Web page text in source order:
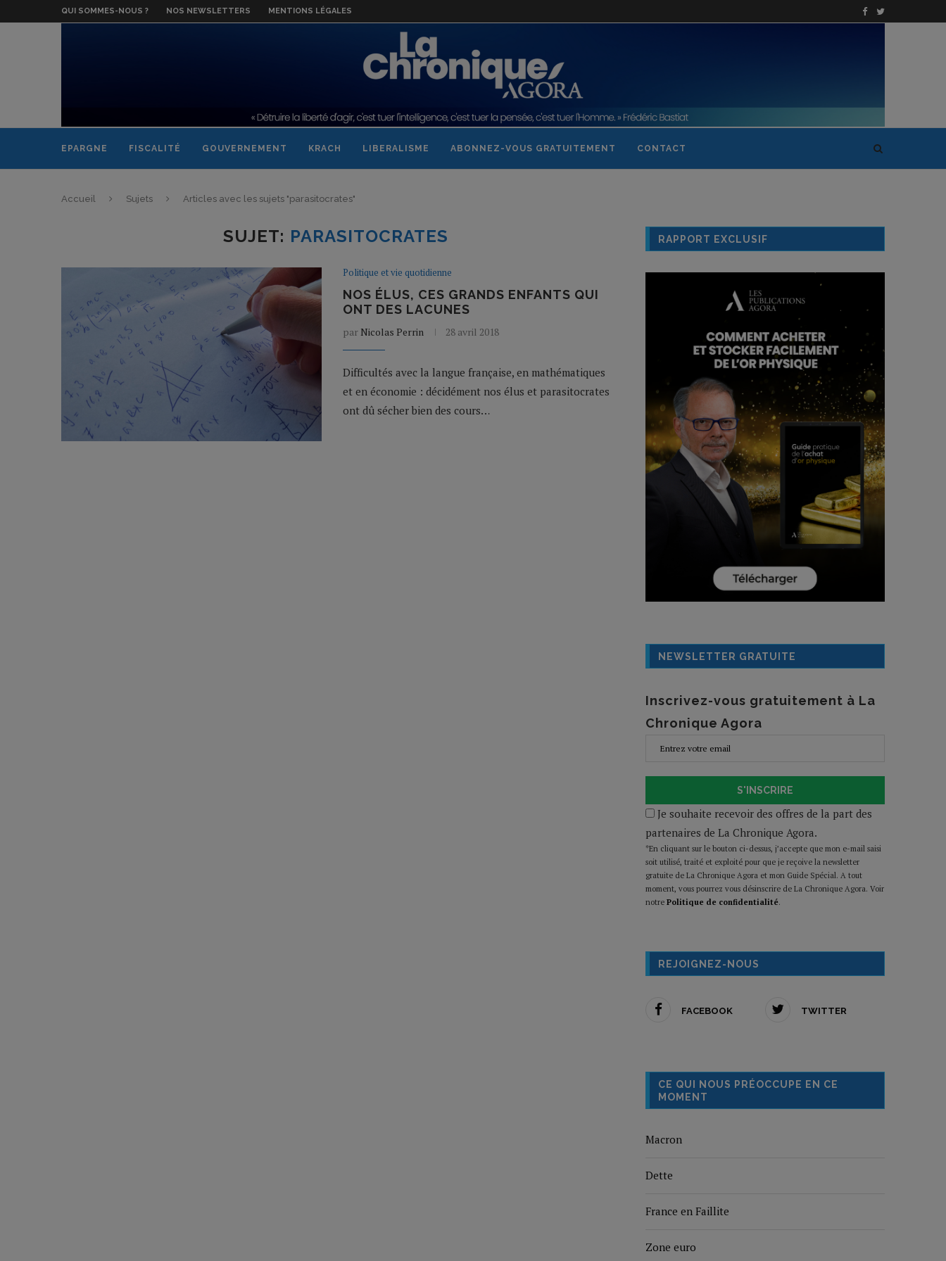
QUI SOMMES-NOUS ? NOS NEWSLETTERS MENTIONS LÉGALES
EPARGNE FISCALITÉ GOUVERNEMENT KRACH LIBERALISME ABONNEZ-VOUS GRATUITEMENT CONTACT
Accueil Sujets Articles avec les sujets "parasitocrates"
SUJET: PARASITOCRATES
Politique et vie quotidienne
NOS ÉLUS, CES GRANDS ENFANTS QUI
ONT DES LACUNES
par Nicolas Perrin 28 avril 2018
Difficultés avec la langue française, en mathématiques
et en économie : décidément nos élus et parasitocrates
ont dû sécher bien des cours…
RAPPORT EXCLUSIF
NEWSLETTER GRATUITE
Inscrivez-vous gratuitement à La
Chronique Agora
S'INSCRIRE
Je souhaite recevoir des offres de la part des
partenaires de La Chronique Agora.
*En cliquant sur le bouton ci-dessus, j’accepte que mon e-mail saisi
soit utilisé, traité et exploité pour que je reçoive la newsletter
gratuite de La Chronique Agora et mon Guide Spécial. A tout
moment, vous pourrez vous désinscrire de La Chronique Agora. Voir
notre Politique de confidentialité.
REJOIGNEZ-NOUS
FACEBOOK TWITTER
CE QUI NOUS PRÉOCCUPE EN CE
MOMENT
Macron
Dette
France en Faillite
Zone euro